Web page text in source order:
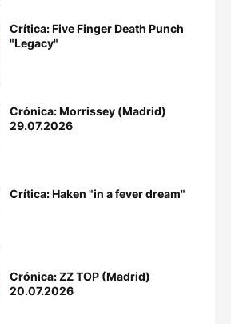
Crítica: Five Finger Death Punch
"Legacy"
Crónica: Morrissey (Madrid)
29.07.2026
Crítica: Haken "in a fever dream"
Crónica: ZZ TOP (Madrid)
20.07.2026